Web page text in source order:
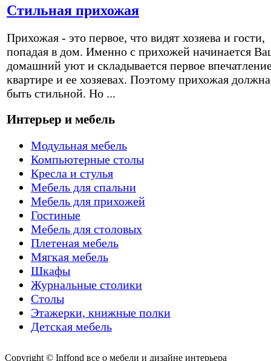
Стильная прихожая
Прихожая - это первое, что видят хозяева и гости,
попадая в дом. Именно с прихожей начинается
домашний уют и складывается первое
квартире и ее хозяевах. Поэтому прихожая должна
быть стильной. Но ...
Интерьер и мебель
Модульная мебель
Компьютерные столы
Кресла и стулья
Мебель для спальни
Мебель для прихожей
Гостиные
Мебель для столовых
Плетеная мебель
Мягкая мебель
Шкафы
Журнальные столики
Столы
Этажерки, книжные полки
Детская мебель
Copyright © Inffond все о мебели и дизайне интерьера